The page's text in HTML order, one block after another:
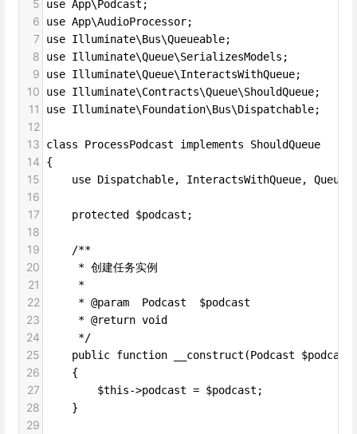
5 use App\Podcast;
6 use App\AudioProcessor;
7 use Illuminate\Bus\Queueable;
8 use Illuminate\Queue\SerializesModels;
9 use Illuminate\Queue\InteractsWithQueue;
10 use Illuminate\Contracts\Queue\ShouldQueue;
11 use Illuminate\Foundation\Bus\Dispatchable;
12
13
class ProcessPodcast implements ShouldQueue
14 {
15
use Dispatchable, InteractsWithQueue,
16
17
    protected $podcast;
18
19
    /**
20
     * 创建任务实例
21
     *
22
     * @param  Podcast  $podcast
23
     * @return void
24
     */
25
public function __construct(Podcast
26
    {
27
        $this->podcast = $podcast;
28
    }
29